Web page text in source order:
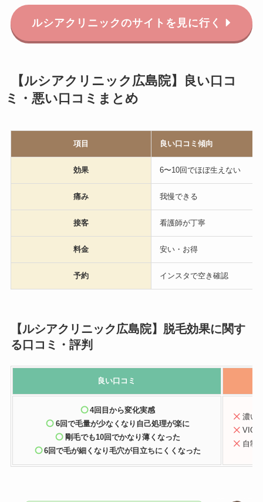
ルシアクリニックのサイトを見に行く
【ルシアクリニック広島院】良い口コ
ミ・悪い口コミまとめ
項目 良い口コミ傾向
効果 6〜10回でほぼ生えない
痛み 我慢できる
接客 看護師が丁寧
料金 安い・お得
予約 インスタで空き確認
【ルシアクリニック広島院】脱毛効果に関す
る口コミ・評判
良い口コミ
4回目から変化実感
6回で毛量が少なくなり自己処理が楽に
剛毛でも10回でかなり薄くなった
6回で毛が細くなり毛穴が目立ちにくくなった
濃い
VIO
自制